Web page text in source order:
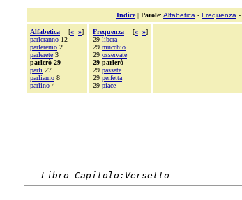
Indice| Parole: Alfabetica - Frequenza -
Alfabetica [« »]
parleranno 12
parleremo 2
parlerete 3
parlerò 29
parli 27
parliamo 8
parlino 4
Frequenza [« »]
29 libera
29 mucchio
29 osservate
29 parlerò
29 passate
29 perfetta
29 piace
Libro Capitolo:Versetto